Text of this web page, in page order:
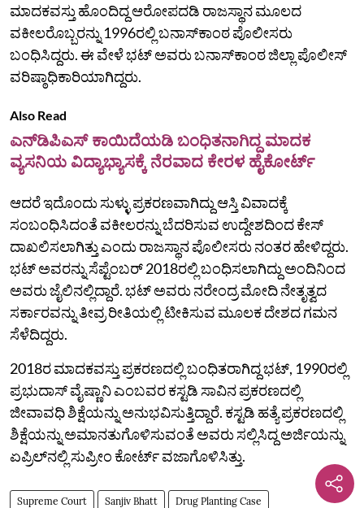
ಮಾದಕವಸ್ತು ಹೊಂದಿದ್ದ ಆರೋಪದಡಿ ರಾಜಸ್ಥಾನ ಮೂಲದ
ವಕೀಲರೊಬ್ಬರನ್ನು 1996ರಲ್ಲಿ ಬನಾಸ್‌ಕಾಂಠ ಪೊಲೀಸರು
ಬಂಧಿಸಿದ್ದರು. ಈ ವೇಳೆ ಭಟ್‌ ಅವರು ಬನಾಸ್‌ಕಾಂಠ ಜಿಲ್ಲಾ ಪೊಲೀಸ್‌
ವರಿಷ್ಠಾಧಿಕಾರಿಯಾಗಿದ್ದರು.
Also Read
ಎನ್‌ಡಿ‌ಪಿಎಸ್ ಕಾಯಿದೆಯಡಿ ಬಂಧಿತನಾಗಿದ್ದ ಮಾದಕ
ವ್ಯಸನಿಯ ವಿದ್ಯಾಭ್ಯಾಸಕ್ಕೆ ನೆರವಾದ ಕೇರಳ ಹೈಕೋರ್ಟ್
ಆದರೆ ಇದೊಂದು ಸುಳ್ಳು ಪ್ರಕರಣವಾಗಿದ್ದು ಆಸ್ತಿ ವಿವಾದಕ್ಕೆ
ಸಂಬಂಧಿಸಿದಂತೆ ವಕೀಲರನ್ನು ಬೆದರಿಸುವ ಉದ್ದೇಶದಿಂದ ಕೇಸ್‌
ದಾಖಲಿಸಲಾಗಿತ್ತು ಎಂದು ರಾಜಸ್ಥಾನ ಪೊಲೀಸರು ನಂತರ ಹೇಳಿದ್ದರು.
ಭಟ್ ಅವರನ್ನು ಸೆಪ್ಟೆಂಬರ್ 2018ರಲ್ಲಿ ಬಂಧಿಸಲಾಗಿದ್ದು ಅಂದಿನಿಂದ
ಅವರು ಜೈಲಿನಲ್ಲಿದ್ದಾರೆ. ಭಟ್ ಅವರು ನರೇಂದ್ರ ಮೋದಿ ನೇತೃತ್ವದ
ಸರ್ಕಾರವನ್ನು ತೀವ್ರ ರೀತಿಯಲ್ಲಿ ಟೀಕಿಸುವ ಮೂಲಕ ದೇಶದ ಗಮನ
ಸೆಳೆದಿದ್ದರು.
2018ರ ಮಾದಕವಸ್ತು ಪ್ರಕರಣದಲ್ಲಿ ಬಂಧಿತರಾಗಿದ್ದ ಭಟ್, 1990ರಲ್ಲಿ
ಪ್ರಭುದಾಸ್ ವೈಷ್ಣಾನಿ ಎಂಬವರ ಕಸ್ಟಡಿ ಸಾವಿನ ಪ್ರಕರಣದಲ್ಲಿ
ಜೀವಾವಧಿ ಶಿಕ್ಷೆಯನ್ನು ಅನುಭವಿಸುತ್ತಿದ್ದಾರೆ. ಕಸ್ಟಡಿ ಹತ್ಯೆ ಪ್ರಕರಣದಲ್ಲಿ
ಶಿಕ್ಷೆಯನ್ನು ಅಮಾನತುಗೊಳಿಸುವಂತೆ ಅವರು ಸಲ್ಲಿಸಿದ್ದ ಅರ್ಜಿಯನ್ನು
ಏಪ್ರಿಲ್‌ನಲ್ಲಿ ಸುಪ್ರೀಂ ಕೋರ್ಟ್ ವಜಾಗೊಳಿಸಿತ್ತು.
Supreme Court Sanjiv Bhatt Drug Planting Case